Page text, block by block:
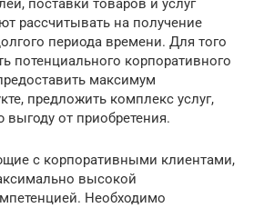
поставки товаров и услуг
рассчитывать на получение
периода времени. Для того
потенциального корпоративного
максимум
предложить комплекс услуг,
от приобретения.
с корпоративными клиентами,
высокой
Необходимо